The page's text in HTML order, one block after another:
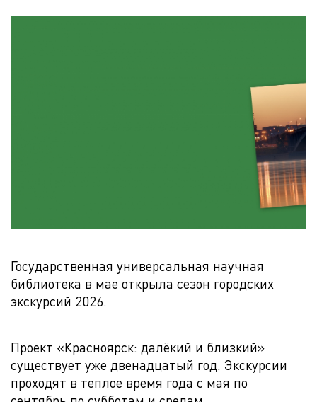
Государственная универсальная научная
библиотека в мае открыла сезон городских
экскурсий 2026.
Проект «Красноярск: далёкий и близкий»
существует уже двенадцатый год. Экскурсии
проходят в теплое время года с мая по